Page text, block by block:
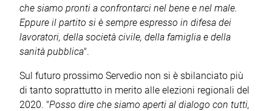
che siamo pronti a confrontarci nel bene e nel male.
Eppure il partito si è sempre espresso in difesa dei
lavoratori, della società civile, della famiglia e della
sanità pubblica".
Sul futuro prossimo Servedio non si è sbilanciato più
di tanto soprattutto in merito alle elezioni regionali del
2020. "Posso dire che siamo aperti al dialogo con tutti,